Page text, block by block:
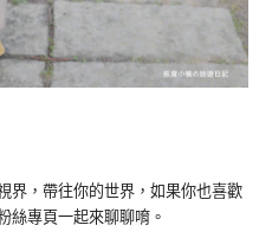
界，帶往你的世界，如果你也喜歡
絲專頁一起來聊聊唷。